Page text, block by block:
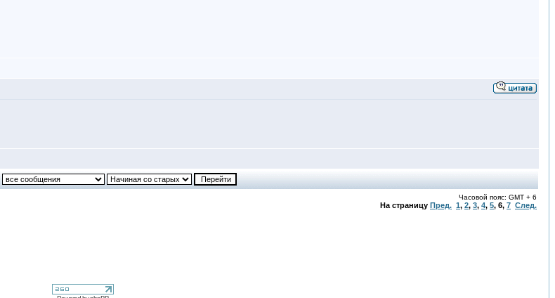
Часовой пояс: GMT + 6
На страницу Пред. 1, 2, 3, 4, 5, 6, 7 След.